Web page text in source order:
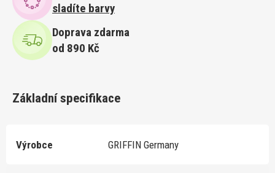
sladíte barvy
Doprava zdarma
od 890 Kč
Základní specifikace
Výrobce GRIFFIN Germany